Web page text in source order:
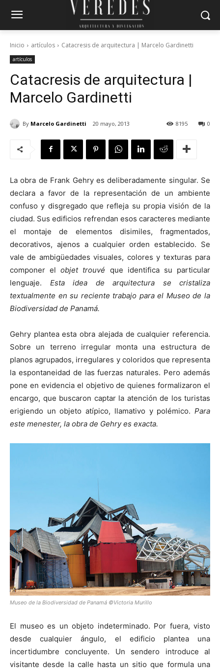
Inicio artículos Catacresis de arquitectura | Marcelo Gardinetti
artículos
Catacresis de arquitectura |
Marcelo Gardinetti
By Marcelo Gardinetti 20 mayo, 2013 0
8195
La obra de Frank Gehry es deliberadamente singular. Se
declara a favor de la representación de un ambiente
confuso y disgregado que refleja su propia visión de la
ciudad. Sus edificios refrendan esos caracteres mediante
el montaje de elementos disimiles, fragmentados,
decorativos, ajenos a cualquier orden establecido. Se
vale de ambigüedades visuales, colores y texturas para
componer elobjet trouvé que identifica su particular
lenguaje. Esta idea de arquitectura se cristaliza
textualmente en su reciente trabajo para el Museo de la
Biodiversidad de Panamá.
Gehry plantea esta obra alejada de cualquier referencia.
Sobre un terreno irregular monta una estructura de
planos agrupados, irregulares y coloridos que representa
la espontaneidad de las fuerzas naturales. Pero además
pone en evidencia el objetivo de quienes formalizaron el
encargo, que buscaron captar la atención de los turistas
erigiendo un objeto atípico, llamativo y polémico. Para
este menester, la obra de Gehry es exacta.
Museo de la Biodiversidad de Panamá ©Victoria Murillo
El museo es un objeto indeterminado. Por fuera, visto
desde cualquier ángulo, el edificio plantea una
incertidumbre concluyente. Un sendero introduce al
visitante desde la calle hasta un sitio que formula una